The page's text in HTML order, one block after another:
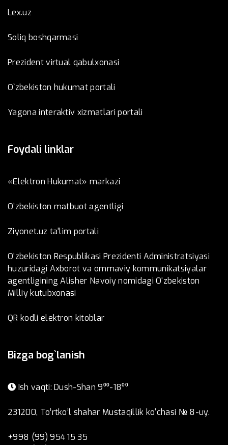
Lex.uz
Soliq boshqarmasi
Prezident virtual qabulxonasi
O`zbekiston hukumat portali
Yagona interaktiv xizmatlari portali
Foydali linklar
«Elektron Hukumat» markazi
O’zbеkistоn mаtbuоt аgеntligi
Ziyonet.uz ta'lim portali
O‘zbekiston Respublikasi Prezidenti Administratsiyasi
huzuridagi Axborot va ommaviy kommunikatsiyalar
agentligining Alisher Navoiy nomidagi O‘zbekiston
Milliy kutubxonasi
QR kodli elektron kitoblar
Bizga bog`lanish
Ish vaqti: Dush-Shan 9⁰⁰-18⁰⁰
231200, To’rtko’l shahar Mustaqillik ko‘chasi № 8-uy.
+998 (99) 954 15 35